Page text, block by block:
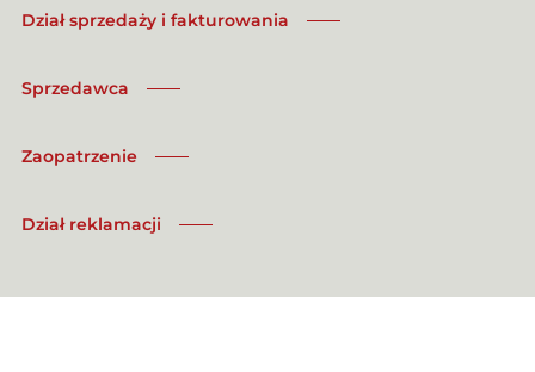
Dział sprzedaży i fakturowania
Sprzedawca
Zaopatrzenie
Dział reklamacji